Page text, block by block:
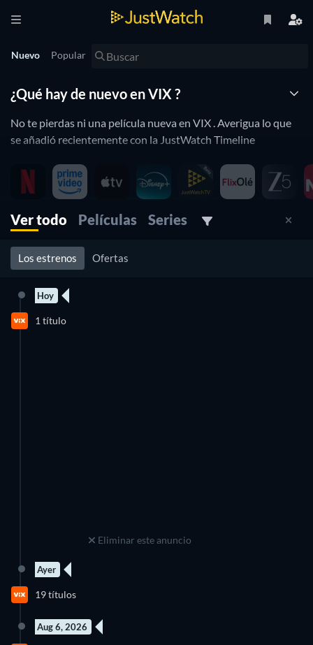
Nuevo Popular
¿Qué hay de nuevo en VIX ?
No te pierdas ni una película nueva en VIX . Averigua lo que
se añadió recientemente con la JustWatch Timeline
VIX está constantemente añadiendo y eliminando películas a
su catálogo. Si tienes la sensación de que ya viste todo lo que
querías, te va gustar la línea de tiempo de JustWatch. Te
ayudará a mantenerte al día y ya no te perdiráas un
lanzamiento recientemente añadido.
Ver todo Películas Series
Los estrenos Ofertas
Hoy
1 título
Eliminar este anuncio
Ayer
19 títulos
Aug 6, 2026